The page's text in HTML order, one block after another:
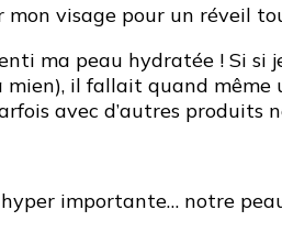
mon visage pour un réveil
ma peau hydratée ! Si
il fallait quand
avec d’autres produits
importante… notre